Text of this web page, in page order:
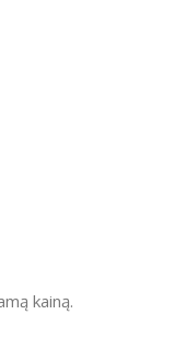
kainą.